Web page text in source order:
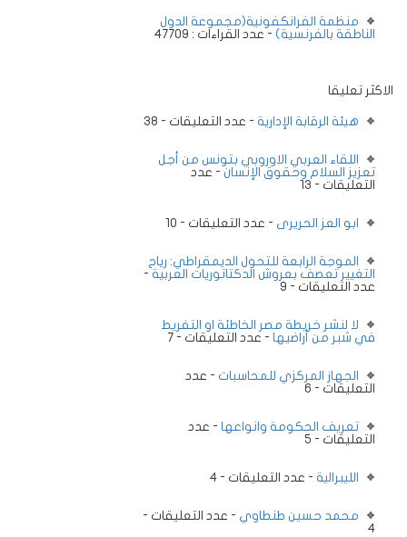
منظمة الفرانكفونية(مجموعة الدول
الناطقة بالفرنسية) - عدد القراءات : 47709
الاكثر تعليقا
هيئة الرقابة الإدارية - عدد التعليقات - 38
اللقاء العربي الاوروبي بتونس من أجل
تعزيز السلام وحقوق الإنسان - عدد
التعليقات - 13
ابو العز الحريرى - عدد التعليقات - 10
الموجة الرابعة للتحول الديمقراطي: رياح
التغيير تعصف بعروش الدكتاتوريات العربية -
عدد التعليقات - 9
لا لنشر خريطة مصر الخاطئة او التفريط
في شبر من أراضيها - عدد التعليقات - 7
الجهاز المركزي للمحاسبات - عدد
التعليقات - 6
تعريف الحكومة وانواعها - عدد
التعليقات - 5
الليبرالية - عدد التعليقات - 4
محمد حسين طنطاوي - عدد التعليقات -
4